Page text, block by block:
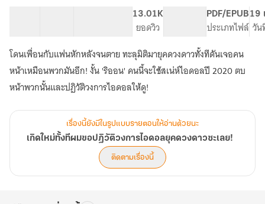
ยุค
ดวงดาว
ซะ
เลย!
3
ใหม่
ทั้งที
ผม
ขอ
ปฏิวัติ
วง
การ
ไอ
ยุค
ดวงดาว
ซะ
เลย!
13.01K
ยอดวิว
PDF/EPUB
ประเภทไฟล์
19
วัน
โดนเพื่อนกับแฟนหักหลังจนตาย ทะลุมิติมายุคดวงดาวทั้งทีดันเจอคน
หน้าเหมือนพวกมันอีก! งั้น 'ริออน' คนนี้จะใช้สเน่ห์ไอดอลปี 2020 ตบ
หน้าพวกนั้นและปฏิวัติวงการไอดอลให้ดู!
เรื่องนี้ยังมีในรูปแบบรายตอนให้อ่านด้วยนะ
เกิดใหม่ทั้งทีผมขอปฏิวัติวงการไอดอลยุคดวงดาวซะเลย!
ติดตามเรื่องนี้